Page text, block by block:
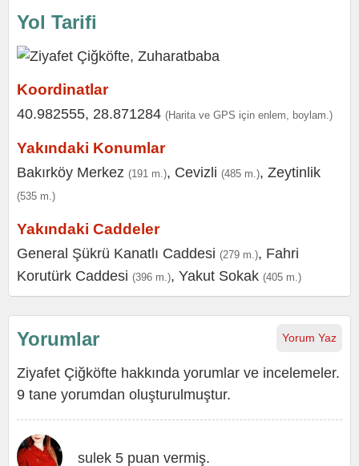
Yol Tarifi
Koordinatlar
40.982555, 28.871284 (Harita ve GPS için enlem, boylam.)
Yakındaki Konumlar
Bakırköy Merkez (191 m.), Cevizli (485 m.), Zeytinlik
(535 m.)
Yakındaki Caddeler
General Şükrü Kanatlı Caddesi (279 m.), Fahri
Korutürk Caddesi (396 m.), Yakut Sokak (405 m.)
Yorum Yaz
Yorumlar
Ziyafet Çiğköfte hakkında yorumlar ve incelemeler.
9 tane yorumdan oluşturulmuştur.
sulek 5 puan vermiş.